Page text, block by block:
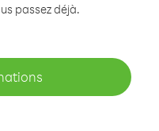
passez déjà.